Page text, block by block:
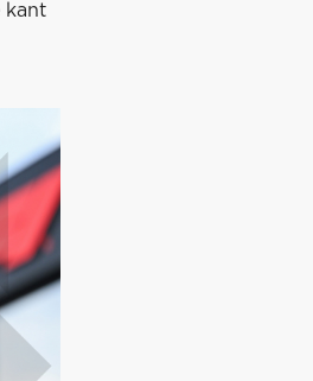
kant